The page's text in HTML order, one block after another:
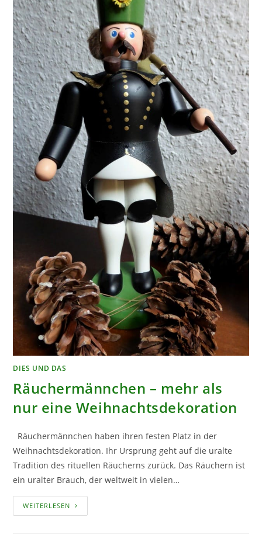
DIES UND DAS
Räuchermännchen – mehr als
nur eine Weihnachtsdekoration
Räuchermännchen haben ihren festen Platz in der
Weihnachtsdekoration. Ihr Ursprung geht auf die uralte
Tradition des rituellen Räucherns zurück. Das Räuchern ist
ein uralter Brauch, der weltweit in vielen…
WEITERLESEN RÄUCHERMÄNNCHEN
–